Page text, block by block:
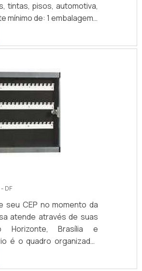
tintas, pisos, automotiva,
mínimo de: 1 embalagem -
de cálcio natural
possuem uma grande
cálcio natural: Cobertura,
baixa absorção de
a lavabilidade, função de
de titânio, espaçame.
DF
seu CEP no momento da
atende através de suas
Horizonte, Brasília e
é o quadro organizador
é muito útil nos
em geral, onde há